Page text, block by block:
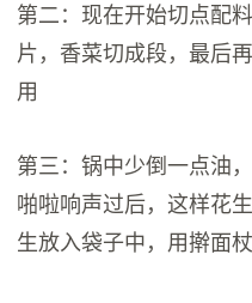
第二：现在开始切点配
片，香菜切成段，最后
用
第三：锅中少倒一点油
啪啦响声过后，这样花
生放入袋子中，用擀面